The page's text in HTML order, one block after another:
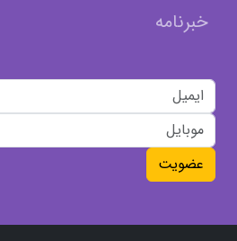
خبرنامه
عضویت